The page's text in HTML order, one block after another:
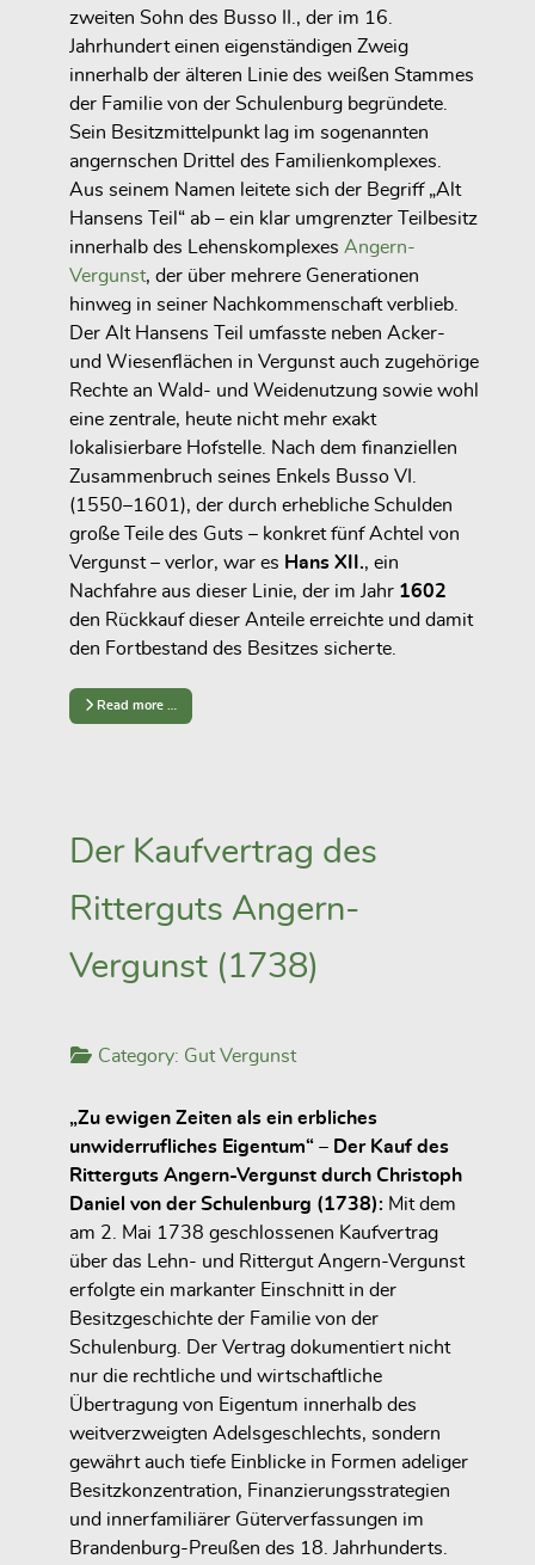
zweiten Sohn des Busso II., der im 16.
Jahrhundert einen eigenständigen Zweig
innerhalb der älteren Linie des weißen Stammes
der Familie von der Schulenburg begründete.
Sein Besitzmittelpunkt lag im sogenannten
angernschen Drittel des Familienkomplexes.
Aus seinem Namen leitete sich der Begriff „Alt
Hansens Teil“ ab – ein klar umgrenzter Teilbesitz
innerhalb des Lehenskomplexes Angern-
Vergunst, der über mehrere Generationen
hinweg in seiner Nachkommenschaft verblieb.
Der Alt Hansens Teil umfasste neben Acker-
und Wiesenflächen in Vergunst auch zugehörige
Rechte an Wald- und Weidenutzung sowie wohl
eine zentrale, heute nicht mehr exakt
lokalisierbare Hofstelle. Nach dem finanziellen
Zusammenbruch seines Enkels Busso VI.
(1550–1601), der durch erhebliche Schulden
große Teile des Guts – konkret fünf Achtel von
Vergunst – verlor, war es Hans XII., ein
Nachfahre aus dieser Linie, der im Jahr 1602
den Rückkauf dieser Anteile erreichte und damit
den Fortbestand des Besitzes sicherte.
Read more …
Der Kaufvertrag des
Ritterguts Angern-
Vergunst (1738)
Category: Gut Vergunst
„Zu ewigen Zeiten als ein erbliches
unwiderrufliches Eigentum“ – Der Kauf des
Ritterguts Angern-Vergunst durch Christoph
Daniel von der Schulenburg (1738): Mit dem
am 2. Mai 1738 geschlossenen Kaufvertrag
über das Lehn- und Rittergut Angern-Vergunst
erfolgte ein markanter Einschnitt in der
Besitzgeschichte der Familie von der
Schulenburg. Der Vertrag dokumentiert nicht
nur die rechtliche und wirtschaftliche
Übertragung von Eigentum innerhalb des
weitverzweigten Adelsgeschlechts, sondern
gewährt auch tiefe Einblicke in Formen adeliger
Besitzkonzentration, Finanzierungsstrategien
und innerfamiliärer Güterverfassungen im
Brandenburg-Preußen des 18. Jahrhunderts.